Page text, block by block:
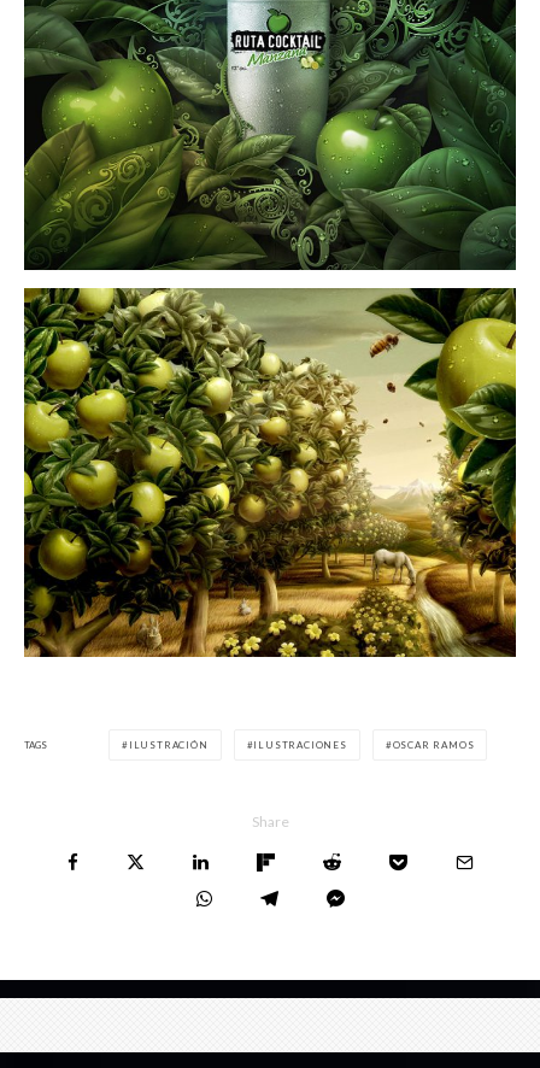
TAGS ILUSTRACIÓN ILUSTRACIONES OSCAR RAMOS
Share